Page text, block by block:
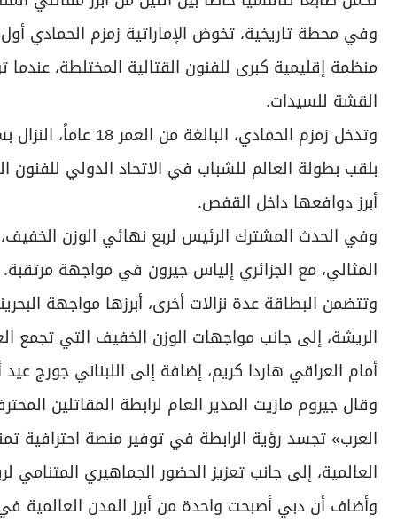
وفي محطة تاريخية، تخوض الإماراتية زمزم الحمادي
منظمة إقليمية كبرى للفنون القتالية المختلطة،
القشة للسيدات.
وتدخل زمزم
بلقب بطولة العالم للشباب في الاتحاد الدولي للفنون
أبرز دوافعها داخل القفص.
وفي الحدث المشترك الرئيس لربع نهائي الوزن
المثالي، مع الجزائري إلياس جيرون في مواجهة مرتقبة.
وتتضمن البطاقة عدة نزالات أخرى، أبرزها مواجهة
الريشة، إلى جانب مواجهات الوزن الخفيف التي
أمام العراقي هاردا كريم، إضافة إلى اللبناني جورج
وقال جيروم مازيت المدير العام لرابطة المقاتلين
العرب» تجسد رؤية الرابطة في توفير منصة احترافية
العالمية، إلى جانب تعزيز الحضور الجماهيري
وأضاف أن دبي أصبحت واحدة من أبرز المدن العالمية في